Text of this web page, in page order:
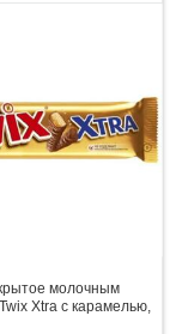
молочным
Xtra с карамелью,